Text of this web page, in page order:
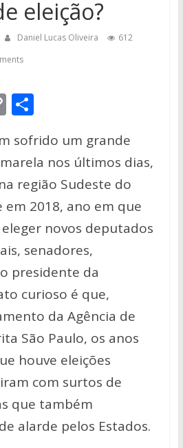
eleição?
Daniel Lucas Oliveira
612
C
p
y
Li
n
k
S
ar
e
sofrido um grande
nos últimos dias,
região Sudeste do
em 2018, ano em que
novos deputados
senadores,
presidente da
curioso é que,
da Agência de
São Paulo, os anos
houve eleições
com surtos de
que também
alarde pelos Estados.